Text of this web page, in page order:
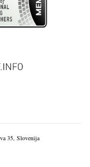
35, Slovenija